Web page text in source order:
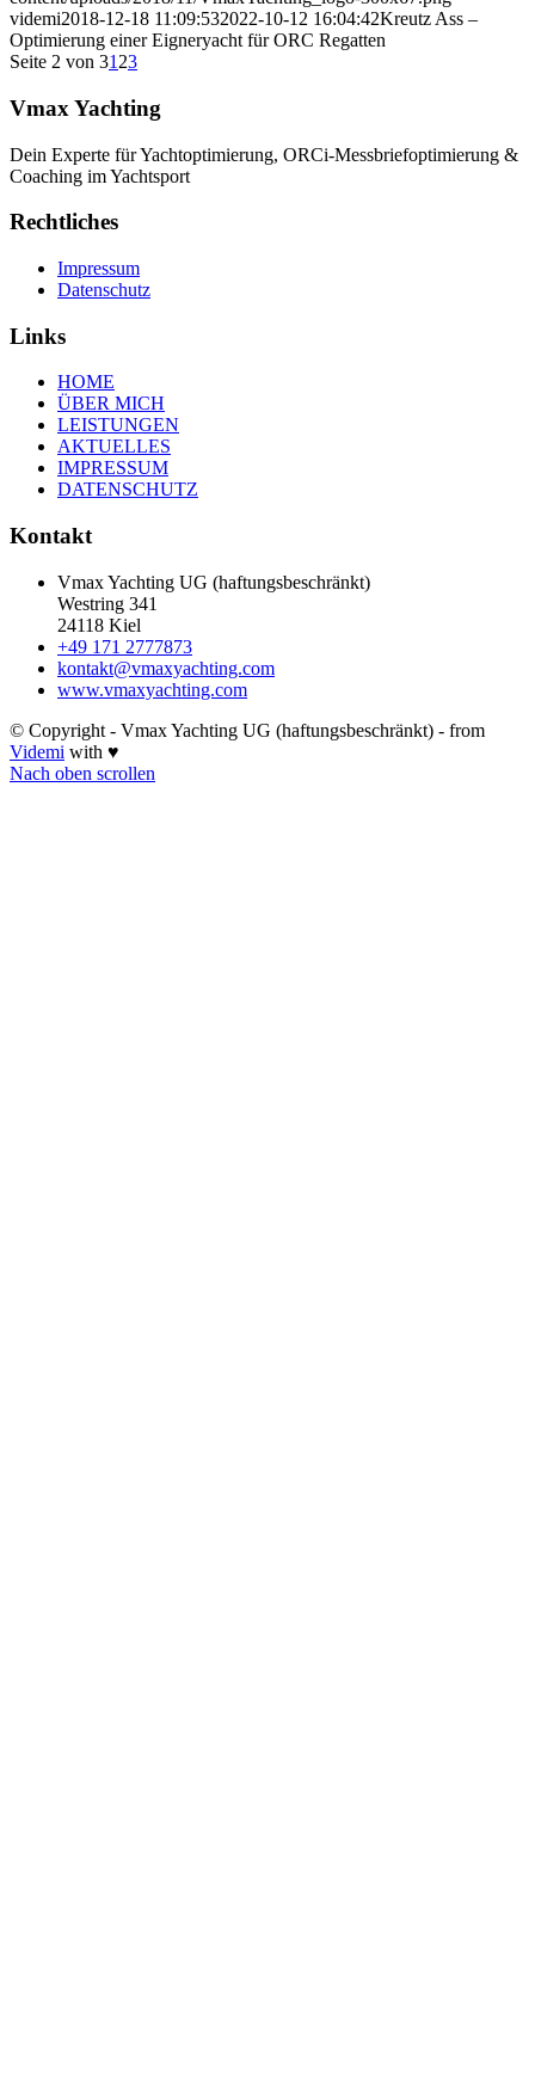
videmi2018-12-18 11:09:532022-10-12 16:04:42Kreutz Ass –
Optimierung einer Eigneryacht für ORC Regatten
Seite 2 von 31 23
Vmax Yachting
Dein Experte für Yachtoptimierung, ORCi-Messbriefoptimierung &
Coaching im Yachtsport
Rechtliches
Impressum
Datenschutz
Links
HOME
ÜBER MICH
LEISTUNGEN
AKTUELLES
IMPRESSUM
DATENSCHUTZ
Kontakt
Vmax Yachting UG (haftungsbeschränkt)
Westring 341
24118 Kiel
+49 171 2777873
kontakt@vmaxyachting.com
www.vmaxyachting.com
© Copyright - Vmax Yachting UG (haftungsbeschränkt) - from
Videmi with ♥
Nach oben scrollen